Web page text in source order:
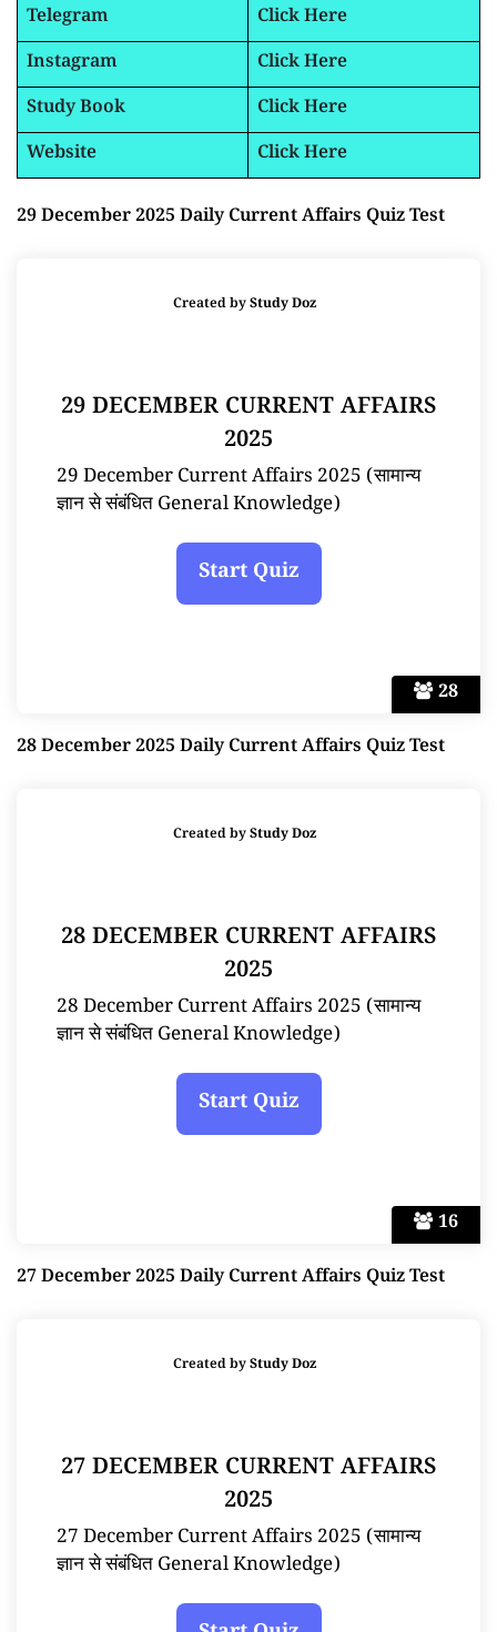
Telegram
Click Here
Instagram
Click Here
Study Book
Click Here
Website
Click Here
29 December 2025 Daily Current Affairs Quiz Test
28
Created byStudy Doz
29 DECEMBER CURRENT AFFAIRS
2025
29 December Current Affairs 2025 (सामान्य
ज्ञान से संबंधित General Knowledge)
28 December 2025 Daily Current Affairs Quiz Test
16
Created byStudy Doz
28 DECEMBER CURRENT AFFAIRS
2025
28 December Current Affairs 2025 (सामान्य
ज्ञान से संबंधित General Knowledge)
27 December 2025 Daily Current Affairs Quiz Test
Created byStudy Doz
27 DECEMBER CURRENT AFFAIRS
2025
27 December Current Affairs 2025 (सामान्य
ज्ञान से संबंधित General Knowledge)